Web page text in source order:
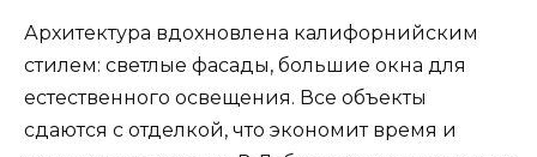
Архитектура вдохновлена калифорнийским
стилем: светлые фасады, большие окна для
естественного освещения. Все объекты
сдаются с отделкой, что экономит время и